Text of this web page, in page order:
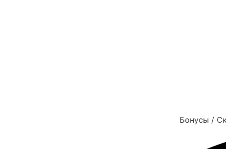
Бонусы /